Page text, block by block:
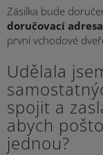
Zásilka bude
doručovací adresa
první vchodové
Udělala
spojit a
abych
jednou?